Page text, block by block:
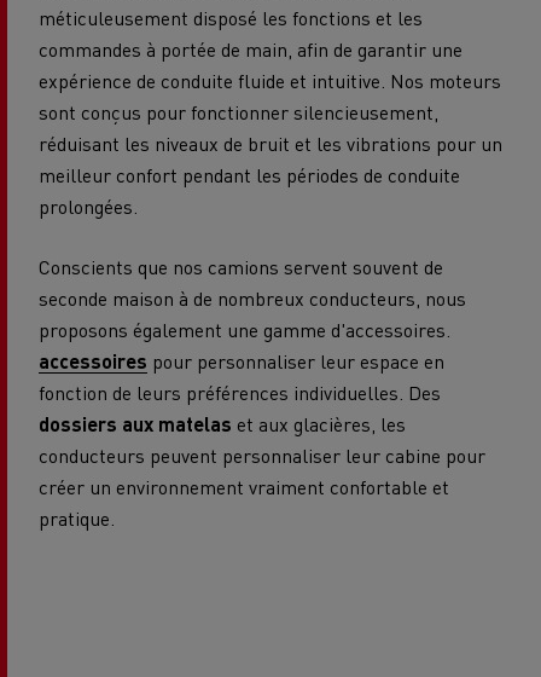
méticuleusement disposé les fonctions et les
commandes à portée de main, afin de garantir une
expérience de conduite fluide et intuitive. Nos moteurs
sont conçus pour fonctionner silencieusement,
réduisant les niveaux de bruit et les vibrations pour un
meilleur confort pendant les périodes de conduite
prolongées.
Conscients que nos camions servent souvent de
seconde maison à de nombreux conducteurs, nous
proposons également une gamme d'accessoires.
accessoires pour personnaliser leur espace en
fonction de leurs préférences individuelles. Des
dossiers aux matelas et aux glacières, les
conducteurs peuvent personnaliser leur cabine pour
créer un environnement vraiment confortable et
pratique.